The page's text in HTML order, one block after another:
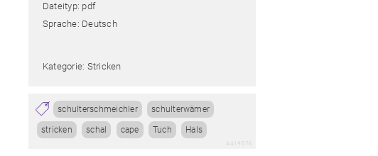
Dateityp: pdf
Sprache: Deutsch
Kategorie: Stricken
schulterschmeichler schulterwämer
stricken schal cape Tuch Hals